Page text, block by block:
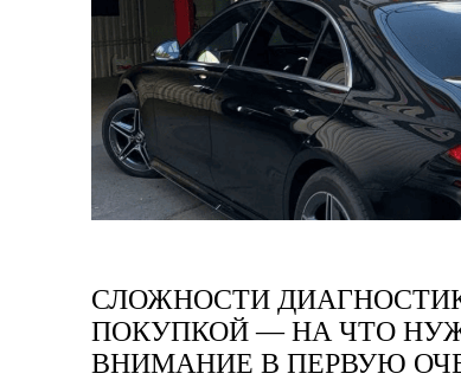
СЛОЖНОСТИ
ПОКУПКОЙ — НА ЧТО
ВНИМАНИЕ В ПЕРВУЮ